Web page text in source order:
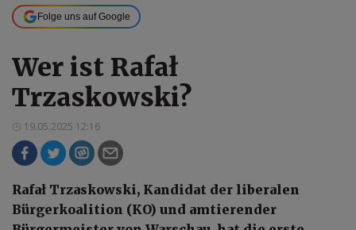
Folge uns auf Google
Wer ist Rafał
Trzaskowski?
19.05.2025 12:16
Rafał Trzaskowski, Kandidat der liberalen
Bürgerkoalition (KO) und amtierender